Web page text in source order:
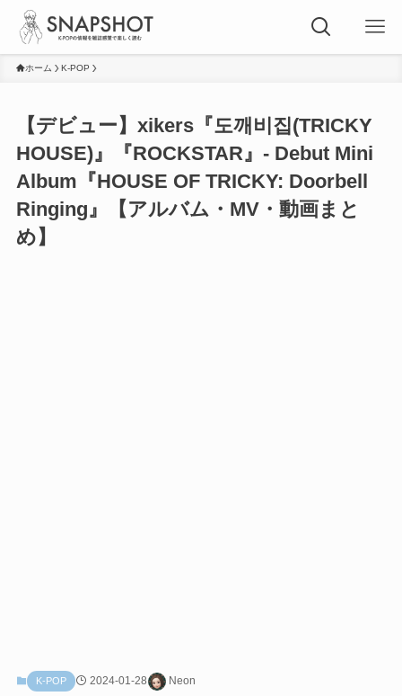
ホーム K-POP
【デビュー】xikers『도깨비집(TRICKY
HOUSE)』『ROCKSTAR』- Debut Mini
Album『HOUSE OF TRICKY: Doorbell
Ringing』【アルバム・MV・動画まと
め】
K-POP 2024-01-28 Neon